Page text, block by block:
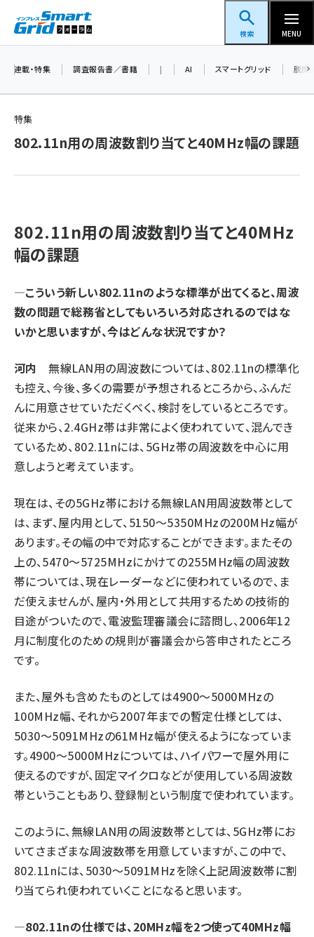
ン
スマートグリッドフォーラム
検索 MENU
新井宏征 (277)
ngn (262)
大串 (210)
aitras (176)
タンデム (140)
連載・特集 調査報告書／書籍 | AI スマートグリッド 脱炭
特集
802.11n用の周波数割り当てと40MHz幅の課題
802.11n用の周波数割り当てと40MHz
幅の課題
—こういう新しい802.11nのような標準が出てくると、周波
数の問題で総務省としてもいろいろ対応されるのではな
いかと思いますが、今はどんな状況ですか？
河内
無線LAN用の周波数については、802.11nの標準化
も控え、今後、多くの需要が予想されるところから、ふんだ
んに用意させていただくべく、検討をしているところです。
従来から、2.4GHz帯は非常によく使われていて、混んでき
ているため、802.11nには、5GHz帯の周波数を中心に用
意しようと考えています。
現在は、その5GHz帯における無線LAN用周波数帯として
は、まず、屋内用として、5150～5350MHzの200MHz幅が
あります。その幅の中で対応することができます。またその
上の、5470～5725MHzにかけての255MHz幅の周波数
帯については、現在レーダーなどに使われているので、ま
だ使えませんが、屋内・外用として共用するための技術的
目途がついたので、電波監理審議会に諮問し、2006年12
月に制度化のための規則が審議会から答申されたところ
です。
また、屋外も含めたものとしては4900～5000MHzの
100MHz幅、それから2007年までの暫定仕様としては、
5030～5091MHzの61MHz幅が使えるようになっていま
す。4900～5000MHzについては、ハイパワーで屋外用に
使えるのですが、固定マイクロなどが使用している周波数
帯ということもあり、登録制という制度で使われています。
このように、無線LAN用の周波数帯としては、5GHz帯にお
いてさまざまな周波数帯を用意していますが、この中で、
802.11nには、5030〜5091MHzを除く上記周波数帯に割
り当てられ使われていくことになると思います。
—802.11nの仕様では、20MHz幅を2つ使って40MHz幅